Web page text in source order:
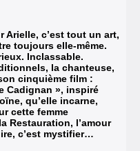
Arielle, c’est tout un art,
toujours elle-même.
Inclassable.
la chanteuse,
cinquième film :
Cadignan », inspiré
qu’elle incarne,
cette femme
Restauration, l’amour
c’est mystifier…